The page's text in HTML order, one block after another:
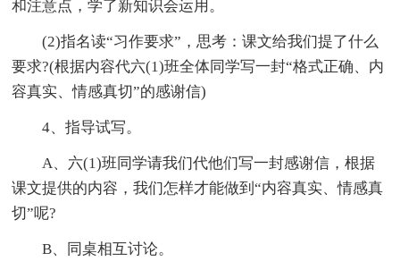
和注意点，学了新知识会运用。
(2)指名读“习作要求”，思考：课文给我们提了什么
要求?(根据内容代六(1)班全体同学写一封“格式正确、内
容真实、情感真切”的感谢信)
4、指导试写。
A、六(1)班同学请我们代他们写一封感谢信，根据
课文提供的内容，我们怎样才能做到“内容真实、情感真
切”呢?
B、同桌相互讨论。